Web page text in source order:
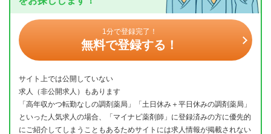
1分で登録完了！
無料で登録する！
サイト上では公開していない
求人（非公開求人）もあります
「高年収かつ転勤なしの調剤薬局」「土日休み＋平日休みの調剤薬局」
といった人気求人の場合、「マイナビ薬剤師」に登録済みの方に優先的
にご紹介してしまうこともあるためサイトには求人情報が掲載されない